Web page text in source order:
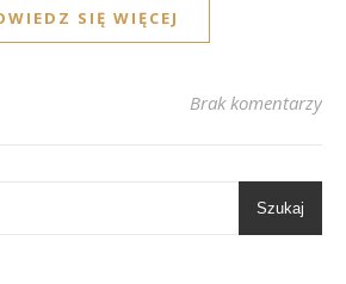
SIĘ WIĘCEJ
Brak komentarzy
Szukaj